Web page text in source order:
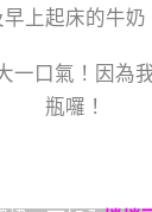
早上起床的牛奶
一口氣！因為
瓶囉！